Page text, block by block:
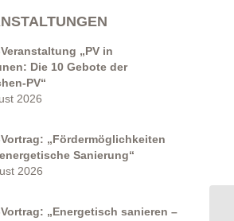
„PV in
Die 10 Gebote der
PV“
2026
„Fördermöglichkeiten
Sanierung“
2026
„Energetisch sanieren –